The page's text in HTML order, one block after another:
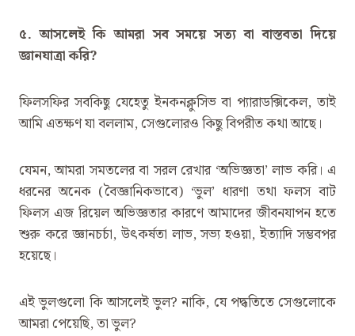
৫. আসলেই কি আমরা সব সময়ে সত্য বা বাস্তবতা দিয়ে
জ্ঞানযাত্রা করি?
ফিলসফির সবকিছু যেহেতু ইনকনক্লুসিভ বা প্যারাডক্সিকেল, তাই
আমি এতক্ষণ যা বললাম, সেগুলোরও কিছু বিপরীত কথা আছে।
যেমন, আমরা সমতলের বা সরল রেখার ‘অভিজ্ঞতা’ লাভ করি। এ
ধরনের অনেক (বৈজ্ঞানিকভাবে) ‘ভুল’ ধারণা তথা ফলস বাট
ফিলস এজ রিয়েল অভিজ্ঞতার কারণে আমাদের জীবনযাপন হতে
শুরু করে জ্ঞানচর্চা, উৎকর্ষতা লাভ, সভ্য হওয়া, ইত্যাদি সম্ভবপর
হয়েছে।
এই ভুলগুলো কি আসলেই ভুল? নাকি, যে পদ্ধতিতে সেগুলোকে
আমরা পেয়েছি, তা ভুল?